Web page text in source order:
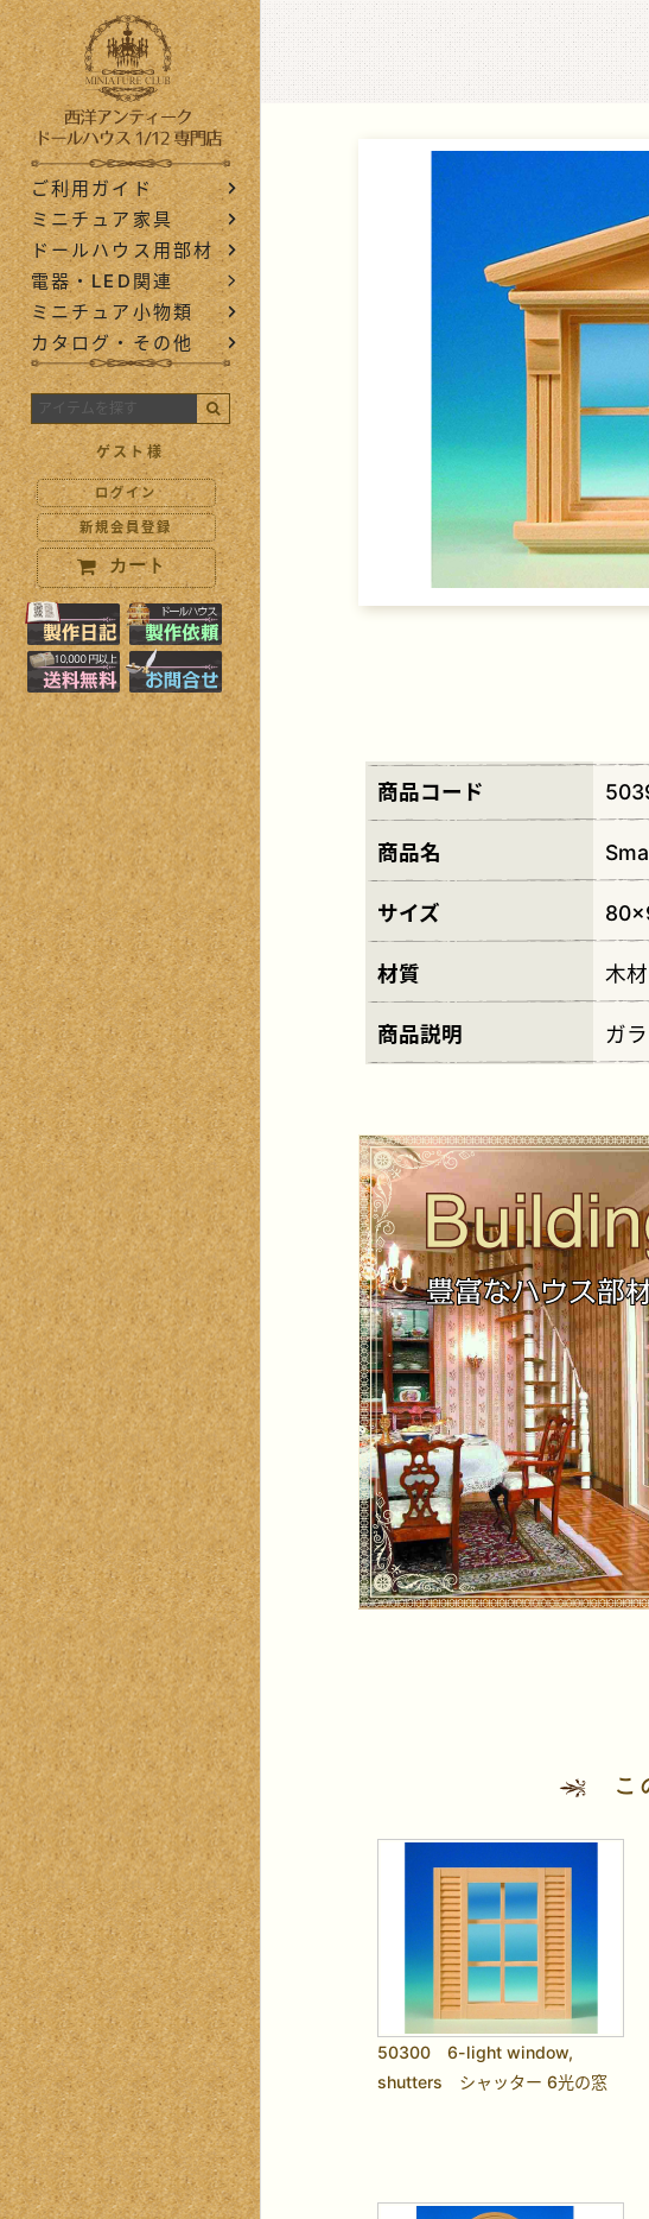
西洋アンティークドール
ご利用ガイド
ミニチュア家具
ドールハウス用部材
電器・LED関連
ミニチュア小物類
カタログ・その他
ゲスト様
ログイン
新規会員登録
カート
製作日記はこちら製作オーダーはこちら
10000円以上で送料無料+小物プレゼント
商品コード
商品名
サイズ
材質 木
商品説明 ガ
こ
50300 6-light window,
shutters シャッター 6光の窓